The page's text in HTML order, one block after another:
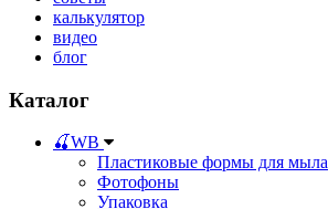
калькулятор
видео
блог
Каталог
🍒WB
Пластиковые формы для мыла
Фотофоны
Упаковка